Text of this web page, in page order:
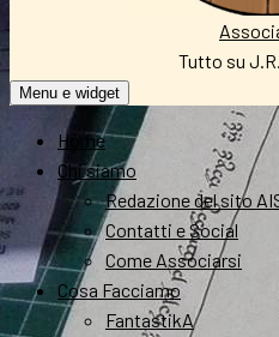
Tutto su
Menu e widget
Home
Chi siamo
Redazione del sito
Contatti e Social
Come Associarsi
Cosa Facciamo
FantastikA